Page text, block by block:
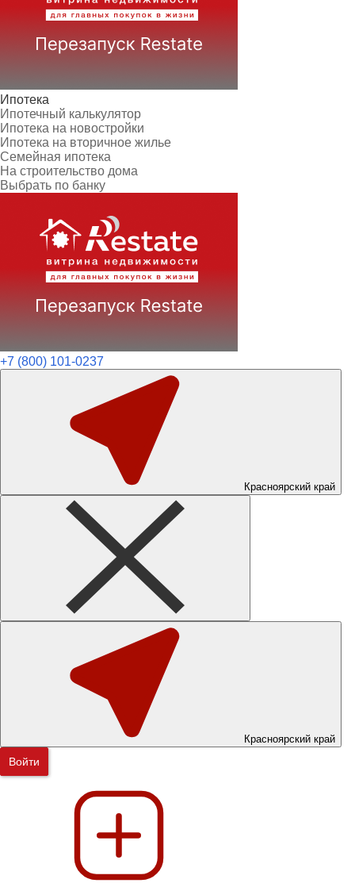
Ипотека
Ипотечный калькулятор
Ипотека на новостройки
Ипотека на вторичное жилье
Семейная ипотека
На строительство дома
Выбрать по банку
+7 (800) 101-0237
Красноярский край
Красноярский край
Войти